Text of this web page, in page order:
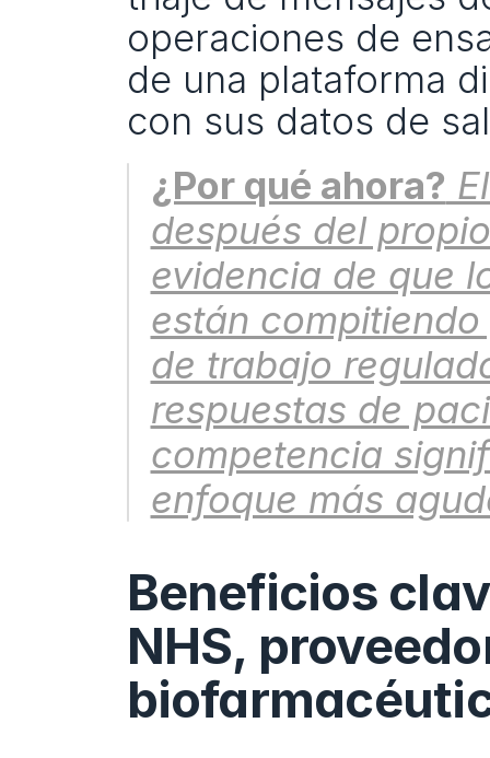
operaciones de
de una plataforma
con sus datos de
¿Por qué ahora?
después del
evidencia de que
están
de trabajo
respuestas de
competencia
enfoque más
Beneficios
NHS,